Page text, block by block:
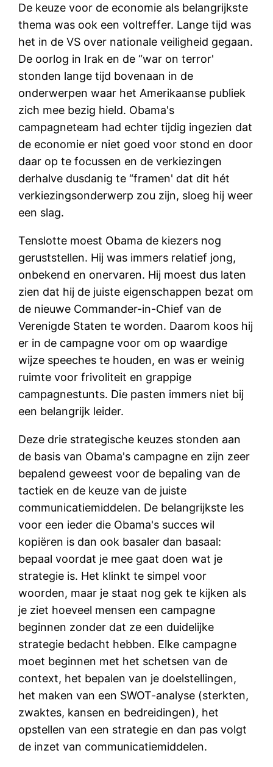
De keuze voor de economie als belangrijkste
thema was ook een voltreffer. Lange tijd was
het in de VS over nationale veiligheid gegaan.
De oorlog in Irak en de “war on terror'
stonden lange tijd bovenaan in de
onderwerpen waar het Amerikaanse publiek
zich mee bezig hield. Obama's
campagneteam had echter tijdig ingezien dat
de economie er niet goed voor stond en door
daar op te focussen en de verkiezingen
derhalve dusdanig te “framen' dat dit hét
verkiezingsonderwerp zou zijn, sloeg hij weer
een slag.
Tenslotte moest Obama de kiezers nog
geruststellen. Hij was immers relatief jong,
onbekend en onervaren. Hij moest dus laten
zien dat hij de juiste eigenschappen bezat om
de nieuwe Commander-in-Chief van de
Verenigde Staten te worden. Daarom koos hij
er in de campagne voor om op waardige
wijze speeches te houden, en was er weinig
ruimte voor frivoliteit en grappige
campagnestunts. Die pasten immers niet bij
een belangrijk leider.
Deze drie strategische keuzes stonden aan
de basis van Obama's campagne en zijn zeer
bepalend geweest voor de bepaling van de
tactiek en de keuze van de juiste
communicatiemiddelen. De belangrijkste les
voor een ieder die Obama's succes wil
kopiëren is dan ook basaler dan basaal:
bepaal voordat je mee gaat doen wat je
strategie is. Het klinkt te simpel voor
woorden, maar je staat nog gek te kijken als
je ziet hoeveel mensen een campagne
beginnen zonder dat ze een duidelijke
strategie bedacht hebben. Elke campagne
moet beginnen met het schetsen van de
context, het bepalen van je doelstellingen,
het maken van een SWOT-analyse (sterkten,
zwaktes, kansen en bedreidingen), het
opstellen van een strategie en dan pas volgt
de inzet van communicatiemiddelen.